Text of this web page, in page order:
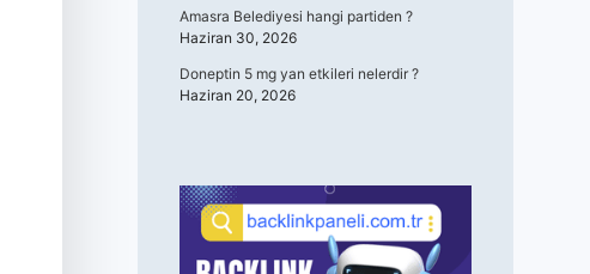
Amasra Belediyesi hangi partiden ?
Haziran 30, 2026
Doneptin 5 mg yan etkileri nelerdir ?
Haziran 20, 2026